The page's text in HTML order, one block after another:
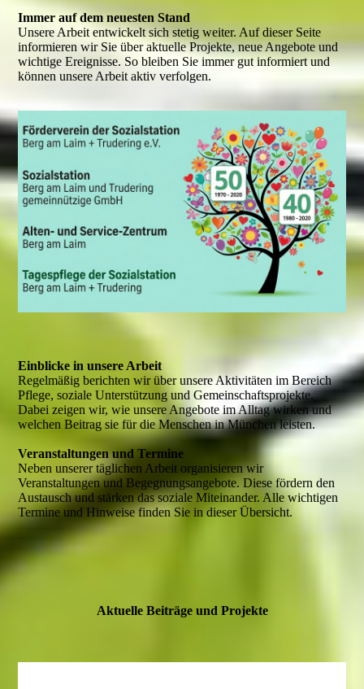
Immer auf dem neuesten Stand
Unsere Arbeit entwickelt sich stetig weiter. Auf dieser Seite
informieren wir Sie über aktuelle Projekte, neue Angebote und
wichtige Ereignisse. So bleiben Sie immer gut informiert und
können unsere Arbeit aktiv verfolgen.
Einblicke in unsere Arbeit
Regelmäßig berichten wir über unsere Aktivitäten im Bereich
Pflege, soziale Unterstützung und Gemeinschaftsprojekte.
Dabei zeigen wir, wie unsere Angebote im Alltag wirken und
welchen Beitrag sie für die Menschen in München leisten.
Veranstaltungen und Termine
Neben unserer täglichen Arbeit organisieren wir
Veranstaltungen und Begegnungsangebote. Diese fördern den
Austausch und stärken das soziale Miteinander. Alle wichtigen
Termine und Hinweise finden Sie in dieser Übersicht.
Aktuelle Beiträge und Projekte